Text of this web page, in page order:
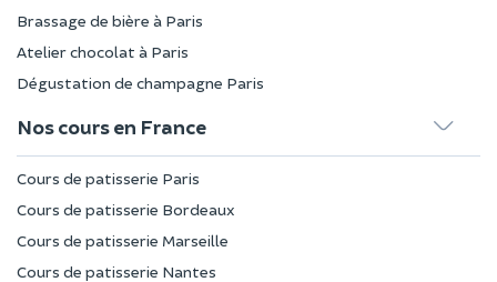
Brassage de bière à Paris
Atelier chocolat à Paris
Dégustation de champagne Paris
Nos cours en France
Cours de patisserie Paris
Cours de patisserie Bordeaux
Cours de patisserie Marseille
Cours de patisserie Nantes